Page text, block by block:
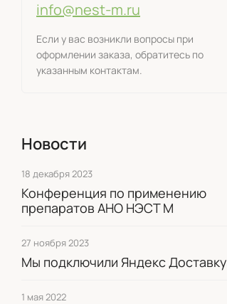
info@nest-m.ru
Если у вас возникли вопросы при
оформлении заказа, обратитесь по
указанным контактам.
Новости
18 декабря 2023
Конференция по применению
препаратов АНО НЭСТ М
27 ноября 2023
Мы подключили Яндекс Доставку
1 мая 2022